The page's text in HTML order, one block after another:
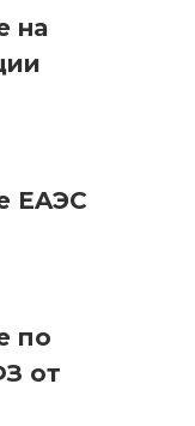
на
EAЭС
по
от